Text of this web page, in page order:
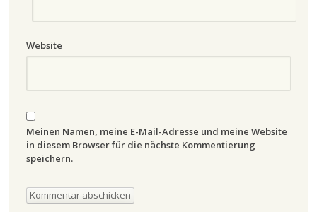
Website
Meinen Namen, meine E-Mail-Adresse und meine Website
in diesem Browser für die nächste Kommentierung
speichern.